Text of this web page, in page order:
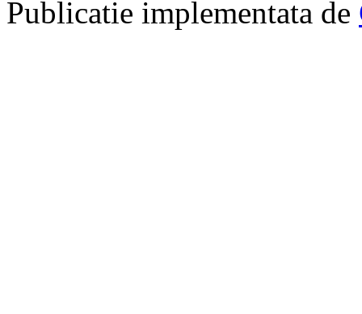
Publicatie implementata de